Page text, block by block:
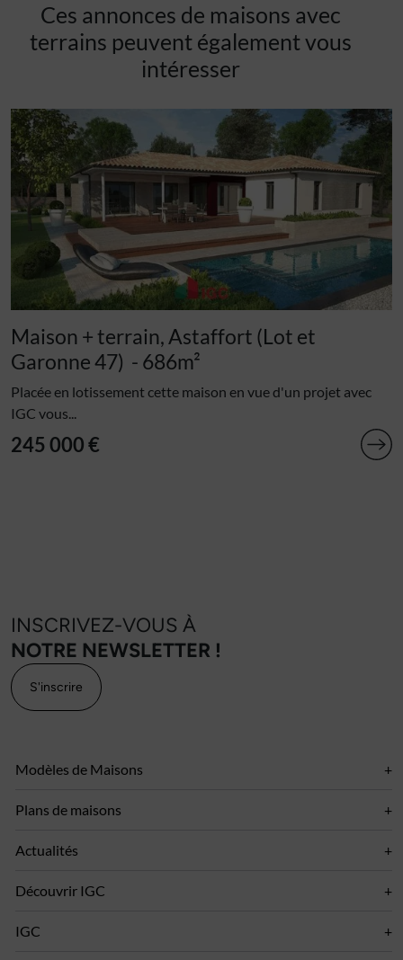
Ces annonces de maisons avec
terrains peuvent également vous
intéresser
Maison + terrain, Astaffort (Lot et
Garonne 47) - 686m²
Placée en lotissement cette maison en vue d'un projet avec
IGC vous...
245 000 €
INSCRIVEZ-VOUS À
NOTRE NEWSLETTER !
S'inscrire
Modèles de Maisons
Plans de maisons
Actualités
Découvrir IGC
IGC